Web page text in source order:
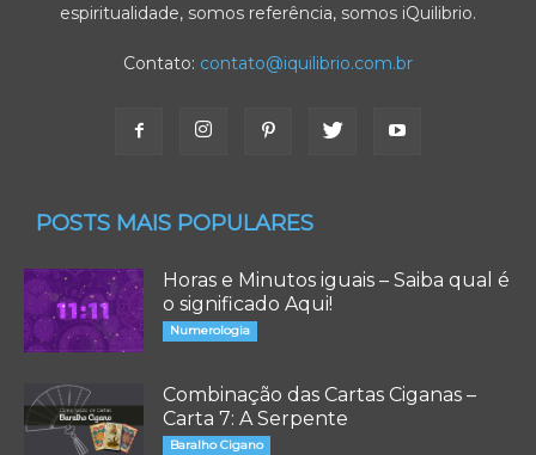
espiritualidade, somos referência, somos iQuilibrio.
Contato: contato@iquilibrio.com.br
POSTS MAIS POPULARES
Horas e Minutos iguais – Saiba qual é
o significado Aqui!
Numerologia
Combinação das Cartas Ciganas –
Carta 7: A Serpente
Baralho Cigano